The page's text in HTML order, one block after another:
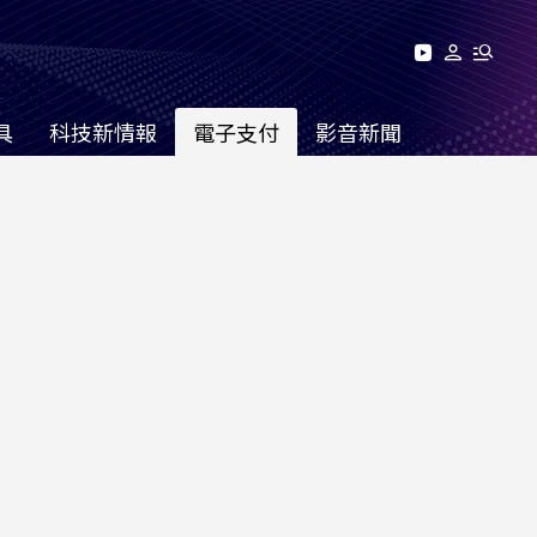
科技新情報 電子支付 影音新聞